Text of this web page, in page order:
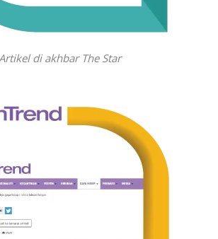
Artikel di akhbar The Star